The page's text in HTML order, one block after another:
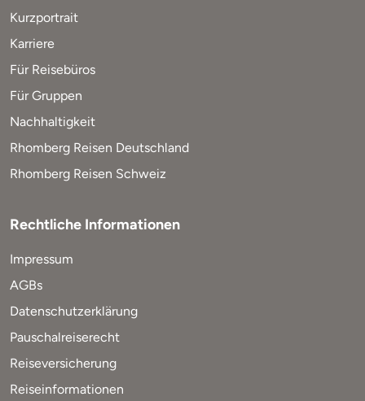
Kurzportrait
Karriere
Für Reisebüros
Für Gruppen
Nachhaltigkeit
Rhomberg Reisen Deutschland
Rhomberg Reisen Schweiz
Rechtliche Informationen
Impressum
AGBs
Datenschutzerklärung
Pauschalreiserecht
Reiseversicherung
Reiseinformationen